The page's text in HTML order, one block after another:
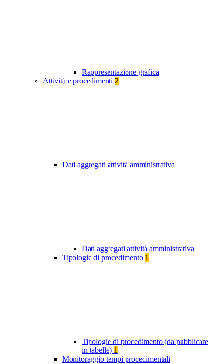
Rappresentazione grafica
Attività e procedimenti 2
Dati aggregati attività amministrativa
Dati aggregati attività amministrativa
Tipologie di procedimento 1
Tipologie di procedimento (da pubblicare
in tabelle) 1
Monitoraggio tempi procedimentali